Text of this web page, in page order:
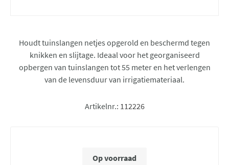
Houdt tuinslangen netjes opgerold en beschermd tegen
knikken en slijtage. Ideaal voor het georganiseerd
opbergen van tuinslangen tot 55 meter en het verlengen
van de levensduur van irrigatiemateriaal.
Artikelnr.: 112226
Op voorraad